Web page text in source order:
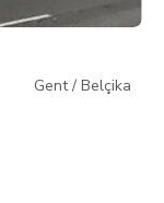
Gent/ Belçika